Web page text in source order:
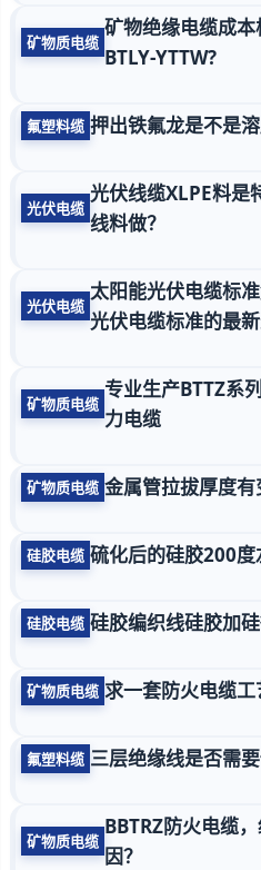
矿物质电缆
矿物绝缘电缆成
BTLY-YTTW?
氟塑料缆 押出铁氟龙是不是
光伏电缆
光伏线缆XLPE料是
线料做？
光伏电缆
太阳能光伏电缆标
光伏电缆标准的最
矿物质电缆
专业生产BTTZ系
力电缆
矿物质电缆 金属管拉拔厚度有
硅胶电缆 硫化后的硅胶200度
硅胶电缆 硅胶编织线硅胶加
矿物质电缆 求一套防火电缆
氟塑料缆 三层绝缘线是否需
矿物质电缆
BBTRZ防火电缆
因？